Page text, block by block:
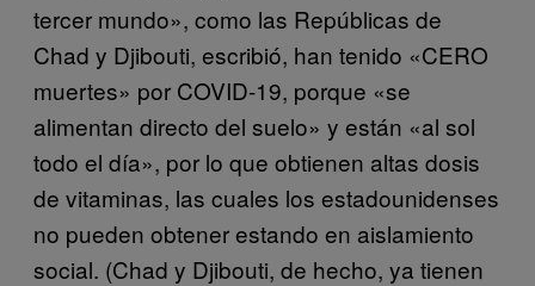
tercer mundo», como las Repúblicas de
Chad y Djibouti, escribió, han tenido «CERO
muertes» por COVID-19, porque «se
alimentan directo del suelo» y están «al sol
todo el día», por lo que obtienen altas dosis
de vitaminas, las cuales los estadounidenses
no pueden obtener estando en aislamiento
social. (Chad y Djibouti, de hecho, ya tienen